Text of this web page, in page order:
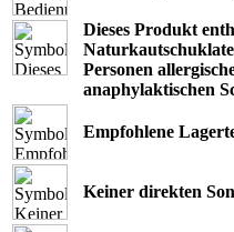
Dieses Produkt
Personen
anaphylaktischen
Empfohlene
Keiner direkten